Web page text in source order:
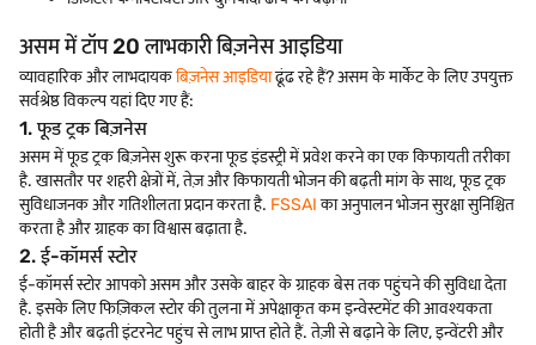
असम में टॉप 20 लाभकारी बिज़नेस आइडिया
व्यावहारिक और लाभदायकबिज़नेस आइडियाढूंढ रहे हैं? असम के मार्केट के लिए उपयुक्त
सर्वश्रेष्ठ विकल्प यहां दिए गए हैं:
1. फूड ट्रक बिज़नेस
असम में फूड ट्रक बिज़नेस शुरू करना फूड इंडस्ट्री में प्रवेश करने का एक किफायती तरीका
है. खासतौर पर शहरी क्षेत्रों में, तेज़ और किफायती भोजन की बढ़ती मांग के साथ, फूड ट्रक
सुविधाजनक और गतिशीलता प्रदान करता है. FSSAIका अनुपालन भोजन सुरक्षा सुनिश्चित
करता है और ग्राहक का विश्वास बढ़ाता है.
2. ई-कॉमर्स स्टोर
ई-कॉमर्स स्टोर आपको असम और उसके बाहर के ग्राहक बेस तक पहुंचने की सुविधा देता
है. इसके लिए फिज़िकल स्टोर की तुलना में अपेक्षाकृत कम इन्वेस्टमेंट की आवश्यकता
होती है और बढ़ती इंटरनेट पहुंच से लाभ प्राप्त होते हैं. तेज़ी से बढ़ाने के लिए, इन्वेंटरी और